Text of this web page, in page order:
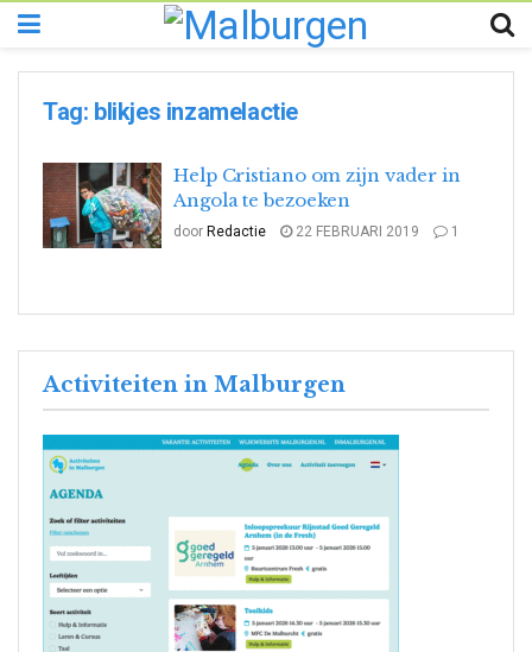
Tag: blikjes inzamelactie
Help Cristiano om zijn vader in
Angola te bezoeken
door Redactie 22 FEBRUARI 2019 1
Activiteiten in Malburgen